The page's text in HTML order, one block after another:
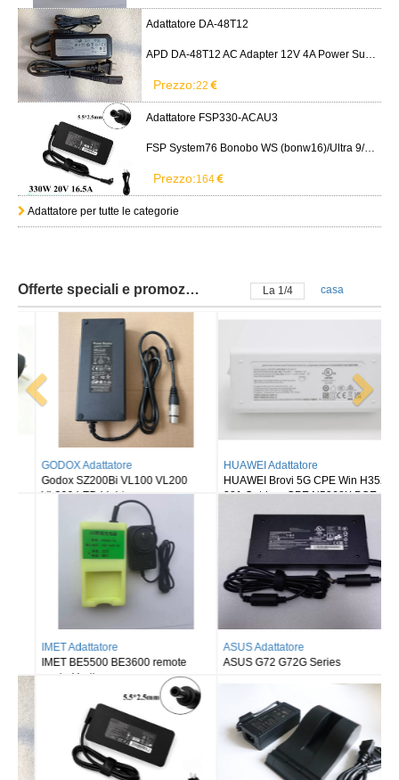
Adattatore DA-48T12
APD DA-48T12 AC Adapter 12V 4A Power Supply Cord
Prezzo:22
Adattatore FSP330-ACAU3
FSP System76 Bonobo WS (bonw16)/Ultra 9/RTX5090
Prezzo:164
Adattatore per tutte le categorie
Offerte speciali e promozioni La 2/4 casa
HUAWEI Adattatore
HUAWEI Brovi 5G CPE Win H352-
381 Outdoor CPE N5368X POE
TRIMBLE Adattatore
Charger Trimble GPS GNSS Total
Station S6 S8 R10 R6 R8
ASUS Adattatore
ASUS G72 G72G Series
ASUS Adattatore
ASUS ROG Strix scar 16 2025